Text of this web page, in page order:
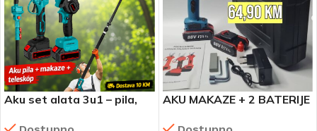
Aku set alata 3u1 – pila,
AKU MAKAZE + 2 BATERIJE